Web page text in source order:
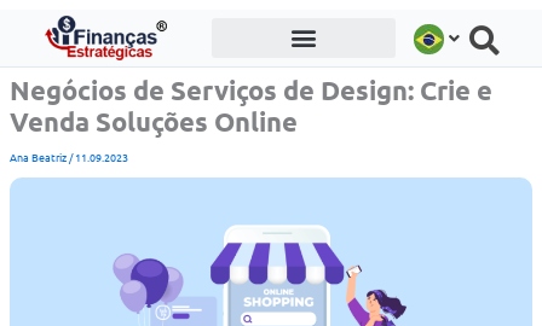
conteúdo
Negócios de Serviços de Design: Crie e
Venda Soluções Online
Ana Beatriz/11.09.2023